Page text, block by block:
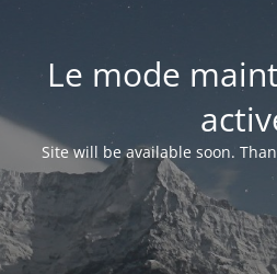
Le mode
Site will be available soon.